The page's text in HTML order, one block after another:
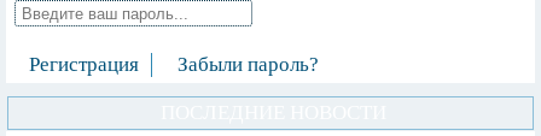
Регистрация Забыли пароль?